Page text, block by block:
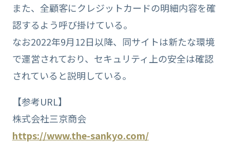
また、全顧客にクレジットカードの明細内容を確
認するよう呼び掛けている。
なお2022年9月12日以降、同サイトは新たな環境
で運営されており、セキュリティ上の安全は確認
されていると説明している。
【参考URL】
株式会社三京商会
https://www.the-sankyo.com/